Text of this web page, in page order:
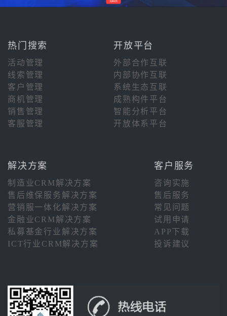
热门搜索 开放平台
活动管理
外部合作互联
线索管理
内部协作互联
客户管理
系统生态互联
商机管理
成熟构件平台
销售管理
智能分析平台
客服管理
开放体系平台
解决方案 客户服务
制造业CRM解决方案
咨询实施
售后维保服务解决方案
售后服务
营销服一体化解决方案
常见问题
金融业CRM解决方案
试用申请
私募基金行业解决方案
APP下载
ICT行业CRM解决方案
投诉建议